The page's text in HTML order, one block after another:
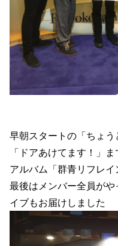
早朝スタートの「ちょ
「ドアあけてます！」ま
アルバム「群青リフレイ
最後はメンバー全員が
イブもお届けしました